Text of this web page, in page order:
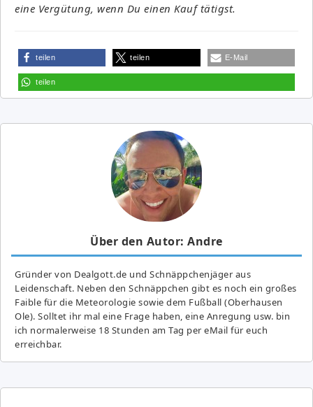
eine Vergütung, wenn Du einen Kauf tätigst.
teilen teilen E-Mail
teilen
Über den Autor: Andre
Gründer von Dealgott.de und Schnäppchenjäger aus
Leidenschaft. Neben den Schnäppchen gibt es noch ein großes
Fai­ble für die Meteorologie sowie dem Fußball (Oberhausen
Ole). Solltet ihr mal eine Frage haben, eine Anregung usw. bin
ich normalerweise 18 Stunden am Tag per eMail für euch
erreichbar.